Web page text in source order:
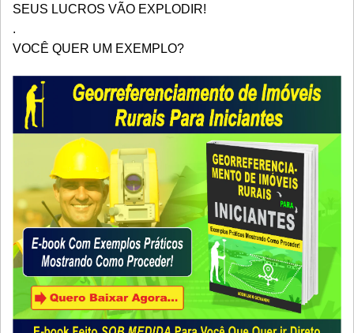
SEUS LUCROS VÃO EXPLODIR!
.
VOCÊ QUER UM EXEMPLO?